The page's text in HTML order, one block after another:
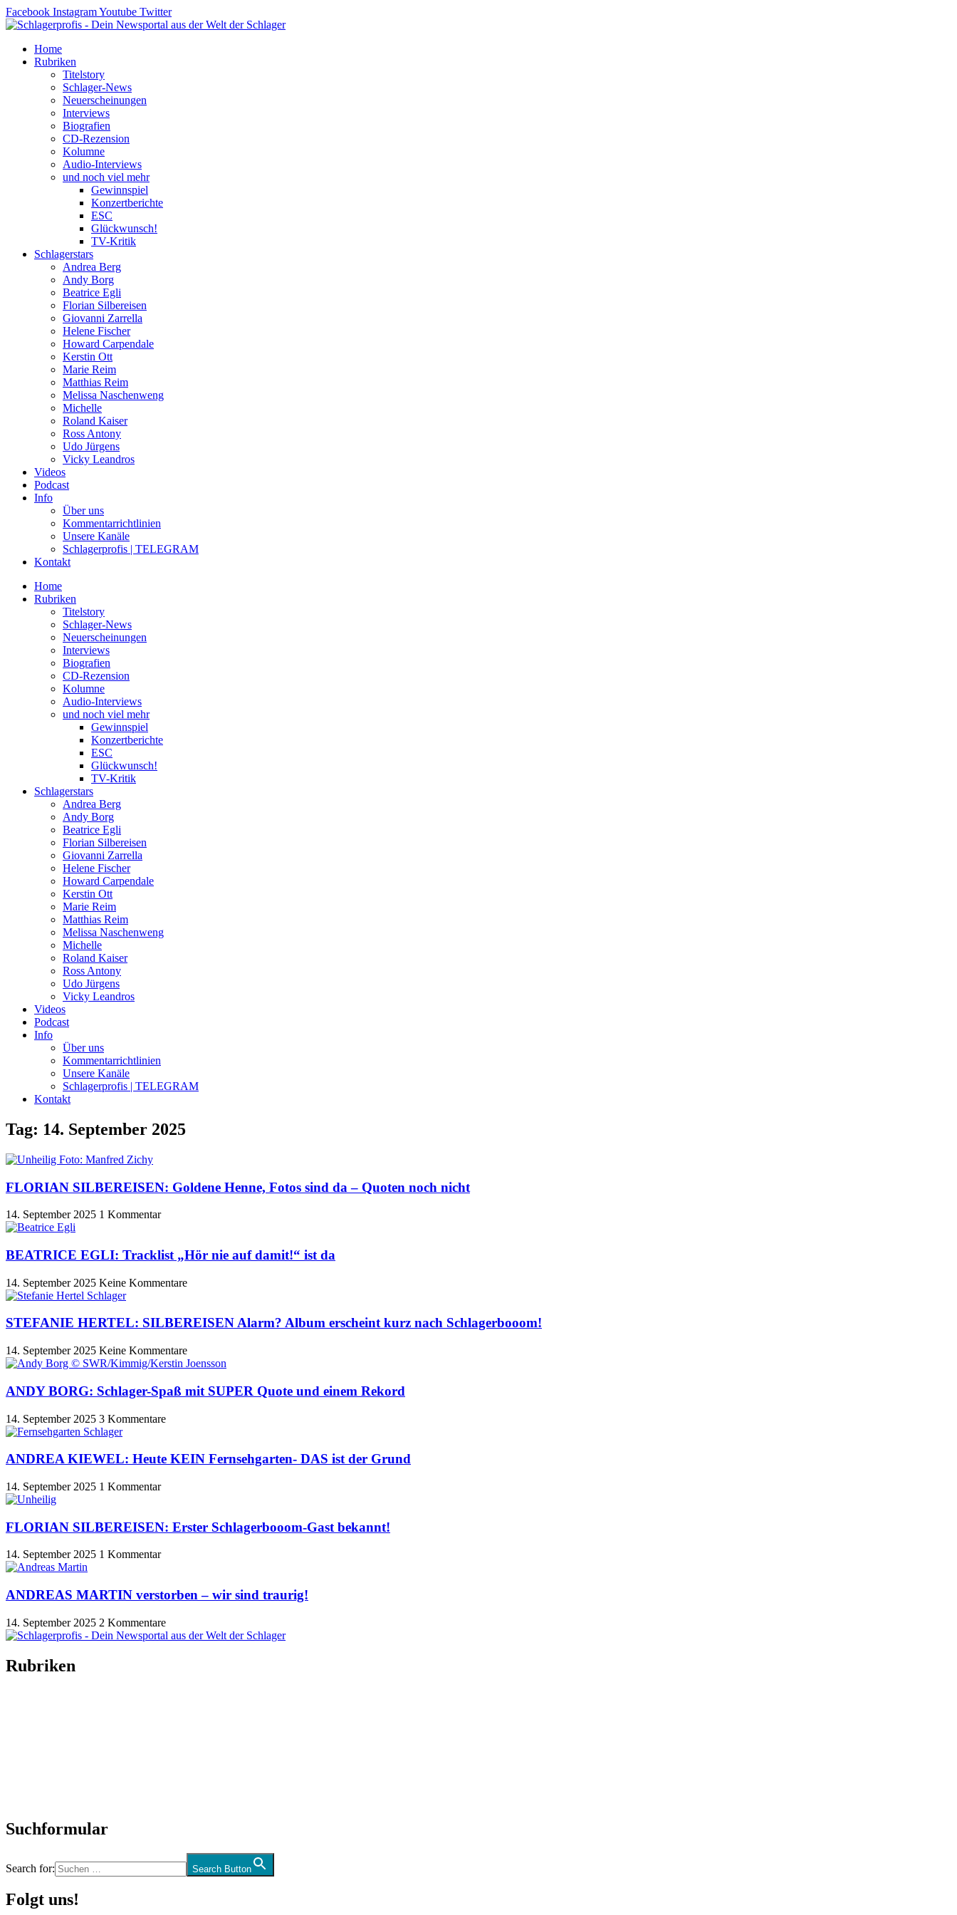
Zum
Inhalt
Facebook InstagramYoutube Twitter
Home
Rubriken
Titelstory
Schlager-News
Neuerscheinungen
Interviews
Biografien
CD-Rezension
Kolumne
Audio-Interviews
und noch viel mehr
Gewinnspiel
Konzertberichte
ESC
Glückwunsch!
TV-Kritik
Schlagerstars
Andrea Berg
Andy Borg
Beatrice Egli
Florian Silbereisen
Giovanni Zarrella
Helene Fischer
Howard Carpendale
Kerstin Ott
Marie Reim
Matthias Reim
Melissa Naschenweng
Michelle
Roland Kaiser
Ross Antony
Udo Jürgens
Vicky Leandros
Videos
Podcast
Info
Über uns
Kommentarrichtlinien
Unsere Kanäle
Schlagerprofis | TELEGRAM
Kontakt
Home
Rubriken
Titelstory
Schlager-News
Neuerscheinungen
Interviews
Biografien
CD-Rezension
Kolumne
Audio-Interviews
und noch viel mehr
Gewinnspiel
Konzertberichte
ESC
Glückwunsch!
TV-Kritik
Schlagerstars
Andrea Berg
Andy Borg
Beatrice Egli
Florian Silbereisen
Giovanni Zarrella
Helene Fischer
Howard Carpendale
Kerstin Ott
Marie Reim
Matthias Reim
Melissa Naschenweng
Michelle
Roland Kaiser
Ross Antony
Udo Jürgens
Vicky Leandros
Videos
Podcast
Info
Über uns
Kommentarrichtlinien
Unsere Kanäle
Schlagerprofis | TELEGRAM
Kontakt
Tag: 14. September 2025
FLORIAN SILBEREISEN: Goldene Henne, Fotos sind da – Quoten noch nicht
14. September 2025 1 Kommentar
BEATRICE EGLI: Tracklist „Hör nie auf damit!“ ist da
14. September 2025 Keine Kommentare
STEFANIE HERTEL: SILBEREISEN Alarm? Album erscheint kurz nach Schlagerbooom!
14. September 2025 Keine Kommentare
ANDY BORG: Schlager-Spaß mit SUPER Quote und einem Rekord
14. September 2025 3 Kommentare
ANDREA KIEWEL: Heute KEIN Fernsehgarten- DAS ist der Grund
14. September 2025 1 Kommentar
FLORIAN SILBEREISEN: Erster Schlagerbooom-Gast bekannt!
14. September 2025 1 Kommentar
ANDREAS MARTIN verstorben – wir sind traurig!
14. September 2025 2 Kommentare
Rubriken
Suchformular
Search for: Search Button
Folgt uns!